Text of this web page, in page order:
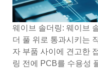
웨이브 솔더링: 웨이브
더 풀 위로 통과시키는
자 부품 사이에 견고한
링 전에 PCB를 수용성